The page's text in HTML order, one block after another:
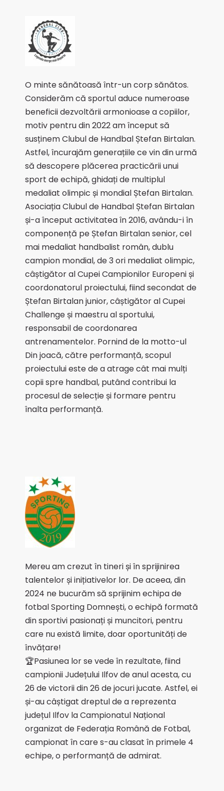
O minte sănătoasă într-un corp sănătos.
Considerăm că sportul aduce numeroase
beneficii dezvoltării armonioase a copiilor,
motiv pentru din 2022 am început să
susținem Clubul de Handbal Ștefan Birtalan.
Astfel, încurajăm generațiile ce vin din urmă
să descopere plăcerea practicării unui
sport de echipă, ghidați de multiplul
medaliat olimpic și mondial Ștefan Birtalan.
Asociația Clubul de Handbal Ștefan Birtalan
și-a început activitatea în 2016, avându-i în
componență pe Ștefan Birtalan senior, cel
mai medaliat handbalist român, dublu
campion mondial, de 3 ori medaliat olimpic,
câștigător al Cupei Campionilor Europeni și
coordonatorul proiectului, fiind secondat de
Ștefan Birtalan junior, câștigător al Cupei
Challenge și maestru al sportului,
responsabil de coordonarea
antrenamentelor. Pornind de la motto-ul
Din joacă, către performanță, scopul
proiectului este de a atrage cât mai mulți
copii spre handbal, putând contribui la
procesul de selecție și formare pentru
înalta performanță.
Mereu am crezut în tineri și în sprijinirea
talentelor și inițiativelor lor. De aceea, din
2024 ne bucurăm să sprijinim echipa de
fotbal Sporting Domnești, o echipă formată
din sportivi pasionați și muncitori, pentru
care nu există limite, doar oportunități de
învățare!
🏆Pasiunea lor se vede în rezultate, fiind
campionii Județului Ilfov de anul acesta, cu
26 de victorii din 26 de jocuri jucate. Astfel, ei
și-au câștigat dreptul de a reprezenta
județul Ilfov la Campionatul Național
organizat de Federația Română de Fotbal,
campionat în care s-au clasat în primele 4
echipe, o performanță de admirat.